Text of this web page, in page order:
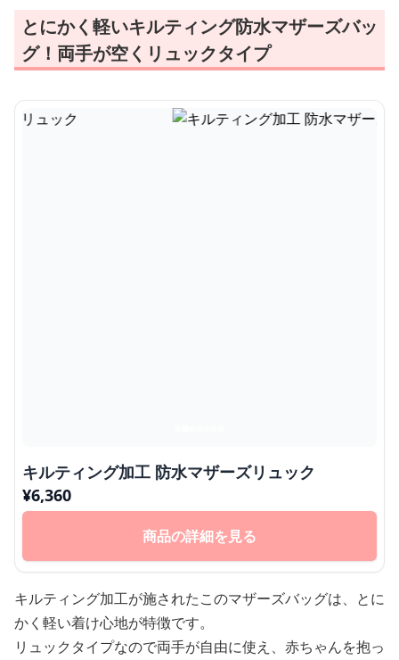
とにかく軽いキルティング防水マザーズバッ
グ！両手が空くリュックタイプ
キルティング加工 防水マザーズリュック
¥6,360
商品の詳細を見る
キルティング加工が施されたこのマザーズバッグは、とに
かく軽い着け心地が特徴です。
リュックタイプなので両手が自由に使え、赤ちゃんを抱っ